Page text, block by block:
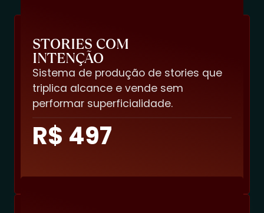
STORIES COM
INTENÇÃO
Sistema de produção de stories que
triplica alcance e vende sem
performar superficialidade.
R$ 497